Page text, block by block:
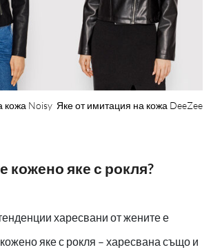
кожа Noisy Яке от имитация на кожа DeeZee
кожено яке с рокля?
харесвани от жените е
яке с рокля – харесвана също и